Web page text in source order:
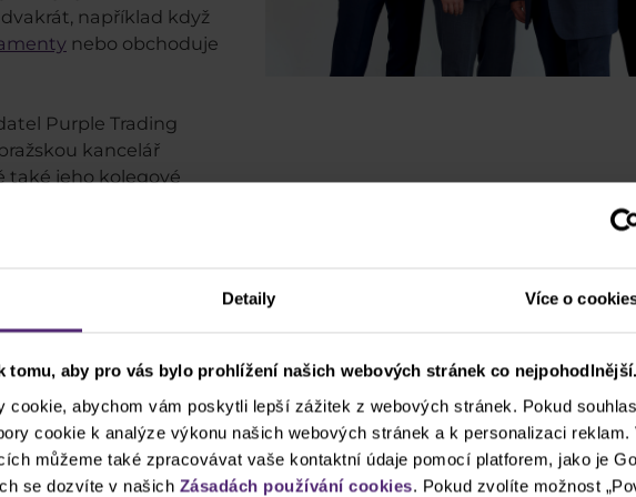
Detaily Více o
tomu, aby pro vás bylo prohlížení našich webových stránek co nejpohodlnější.
cookie, abychom vám poskytli lepší zážitek z webových stránek. Pokud
cookie k analýze výkonu našich webových stránek a k personalizaci reklam.
můžeme také zpracovávat vaše kontaktní údaje pomocí platforem, jako je
se dozvíte v našich Zásadách používání cookies. Pokud zvolíte možnost
například když
nebo obchoduje
Purple Trading
kancelář
také jeho kolegové
Ty všechny můžete
jsme pro vás
SE, JAK OBCHODUJÍ ČLENOVÉ PURPLE TRADING CLUBU
Záznam z Trading Room DAX